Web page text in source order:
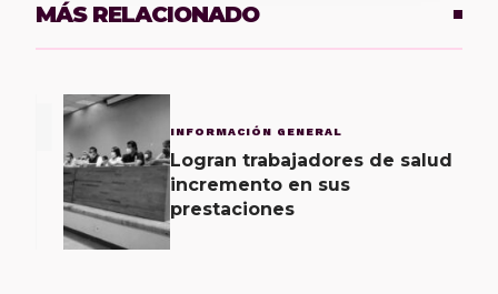
MÁS RELACIONADO
INFORMACIÓN GENERAL
Logran trabajadores de salud
incremento en sus
prestaciones